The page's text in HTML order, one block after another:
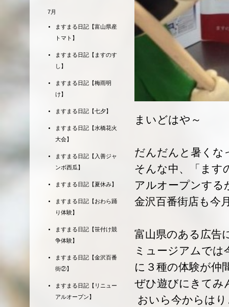
まいどはや～
だんだんと暑くな
そんな中、「ます
アルオープンする
金沢百番街店も今
富山県のある広告
ミュージアムでは
に３種の体験が仲
ぜひ遊びにきてみ
おいら今からは
7月
ますまる日記【富山県産
トマト】
ますまる日記【ますのす
し】
ますまる日記【梅雨明
け】
ますまる日記【七夕】
ますまる日記【水橋花火
大会】
ますまる日記【入善ジャ
ンボ西瓜】
ますまる日記【夏休み】
ますまる日記【おわら踊
り体験】
ますまる日記【笹付け競
争体験】
ますまる日記【金沢百番
街②】
ますまる日記【リニュー
アルオープン】